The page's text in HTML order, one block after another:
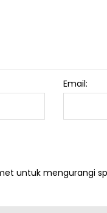
Email:
untuk mengurangi